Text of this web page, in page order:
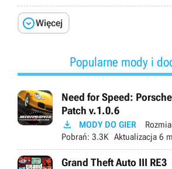
Więcej
Popularne mody i
Need for Speed:
Patch v.1.0.6
 MODY DO GIER
Pobrań: 3.3K Aktualizacja 6
Grand Theft Auto III RE3